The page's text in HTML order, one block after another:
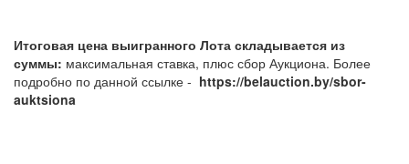
Итоговая цена выигранного Лота складывается из
суммы: максимальная ставка, плюс сбор Аукциона. Более
подробно по данной ссылке - https://belauction.by/sbor-
auktsiona